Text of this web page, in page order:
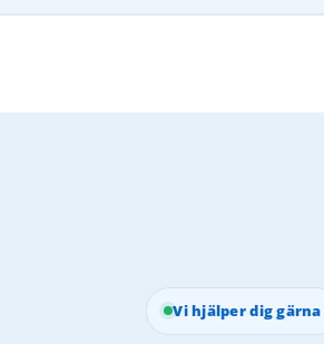
Vi hjälper dig gärna